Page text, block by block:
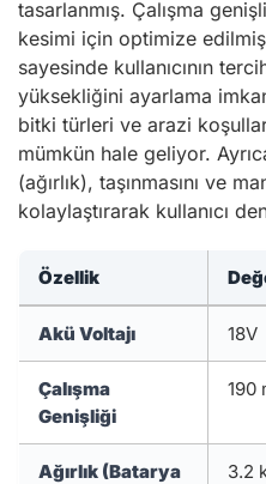
tasarlanmış. Çalışma
kesimi için optimize
sayesinde kullanıcının
yüksekliğini ayarlama
bitki türleri ve arazi
mümkün hale geliyor.
(ağırlık), taşınmasını ve
kolaylaştırarak kullanıcı
Özellik
Akü Voltajı 18V
Çalışma
Genişliği
190
Ağırlık (Batarya
3.2